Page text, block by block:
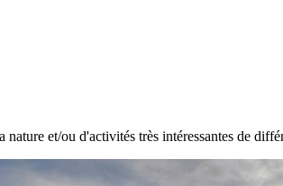
et/ou d'activités très intéressantes de